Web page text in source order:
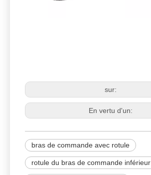
sur:
En vertu d'un:
bras de commande avec rotule
rotule du bras de commande inférieur